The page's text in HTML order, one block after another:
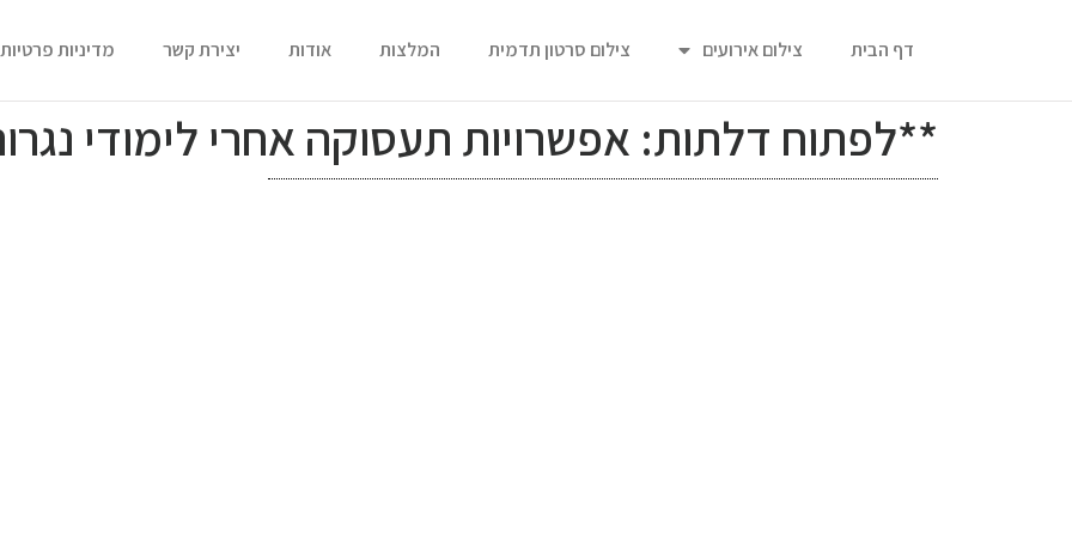
דף הבית צילום אירועים צילום סרטון תדמית המלצות אודות יצירת קשר מדיניות פרטיות
**לפתוח דלתות: אפשרויות תעסוקה אחרי לימודי